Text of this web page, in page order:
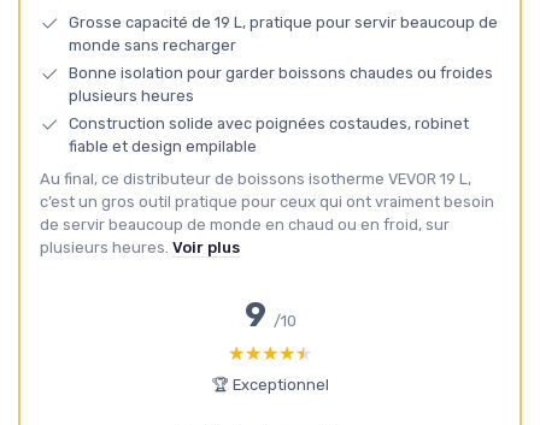
Grosse capacité de 19 L, pratique pour servir beaucoup de
monde sans recharger
Bonne isolation pour garder boissons chaudes ou froides
plusieurs heures
Construction solide avec poignées costaudes, robinet
fiable et design empilable
Au final, ce distributeur de boissons isotherme VEVOR 19 L,
c’est un gros outil pratique pour ceux qui ont vraiment besoin
de servir beaucoup de monde en chaud ou en froid, sur
plusieurs heures. Voir plus
9 /10
★★★★★
★★★★★
🏆 Exceptionnel